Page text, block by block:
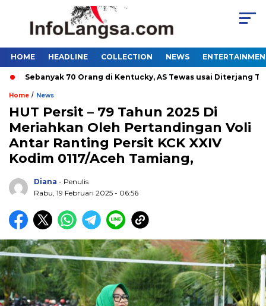
HOME HEADLINE COLLECTION NEWS
Sebanyak 70 Orang di Kentucky, AS Tewas usai Diterjang
Home / News
HUT Persit – 79 Tahun 2025 Di
Meriahkan Oleh Pertandingan Voli
Antar Ranting Persit KCK XXIV
Kodim 0117/Aceh Tamiang,
Diana - Penulis
Rabu, 19 Februari 2025 - 06:56